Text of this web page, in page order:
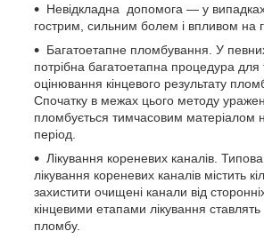
Невідкладна допомога — у
гострим, сильним болем і впливом на
Багатоетапне пломбування. У
потрібна багатоетапна процедура для
оцінювання кінцевого результату
Спочатку в межах цього методу
пломбується тимчасовим матеріалом
період.
Лікування кореневих каналів.
лікування кореневих каналів містить
захистити очищені канали від
кінцевими етапами лікування
пломбу.